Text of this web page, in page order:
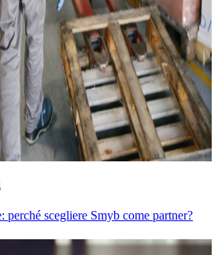
perché scegliere Smyb come partner?